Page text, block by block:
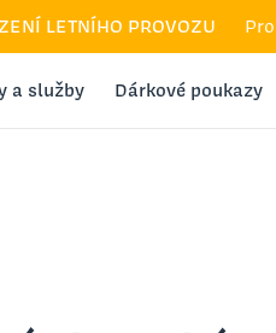
LETNÍHO PROVOZU
a služby Dárkové poukazy